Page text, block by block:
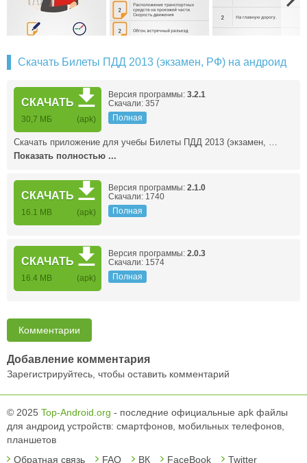
Скачать Билеты ПДД 2013 (экзамен, РФ) на андроид
СКАЧАТЬ
30,7 МБ (apk)
Версия программы: 3.2.1
Скачали: 357
Полная
Скачать приложение для учебы Билеты ПДД 2013 (экзамен, …
Показать полностью ...
СКАЧАТЬ
16.1 MB (apk)
Версия программы: 2.1.0
Скачали: 1740
Полная
СКАЧАТЬ
16.4 MB (apk)
Версия программы: 2.0.3
Скачали: 1574
Полная
Комментарии
Добавление комментария
Зарегистрируйтесь, чтобы оставить комментарий
© 2025 Top-Android.org - последние официальные apk файлы
для андроид устройств: смартфонов, мобильных телефонов,
планшетов
Обратная связь
FAQ ВК FaceBook Twitter